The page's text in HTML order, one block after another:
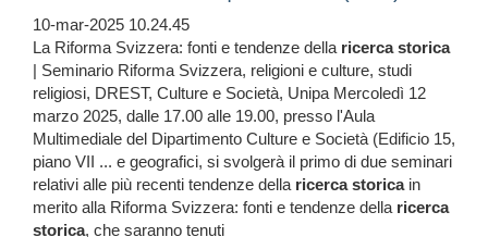
10-mar-2025 10.24.45
La Riforma Svizzera: fonti e tendenze della ricerca storica
| Seminario Riforma Svizzera, religioni e culture, studi
religiosi, DREST, Culture e Società, Unipa Mercoledì 12
marzo 2025, dalle 17.00 alle 19.00, presso l'Aula
Multimediale del Dipartimento Culture e Società (Edificio 15,
piano VII ... e geografici, si svolgerà il primo di due seminari
relativi alle più recenti tendenze della ricerca storicain
merito alla Riforma Svizzera: fonti e tendenze della ricerca
storica, che saranno tenuti